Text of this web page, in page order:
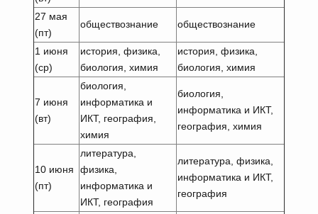
27 мая
(пт)
обществознание обществознание
1 июня
(ср)
история, физика,
биология, химия
история, физика,
биология, химия
7 июня
(вт)
биология,
информатика и
ИКТ, география,
химия
биология,
информатика и ИКТ,
география, химия
10 июня
(пт)
литература,
физика,
информатика и
ИКТ, география
литература, физика,
информатика и ИКТ,
география